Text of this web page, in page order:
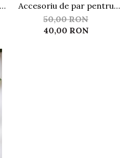
Accesoriu de par pentru
mirese ACP01
50,00 RON
40,00 RON